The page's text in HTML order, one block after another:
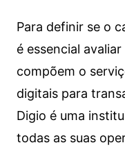
Para definir se o
é essencial
compõem o
digitais para
Digio é uma
todas as suas